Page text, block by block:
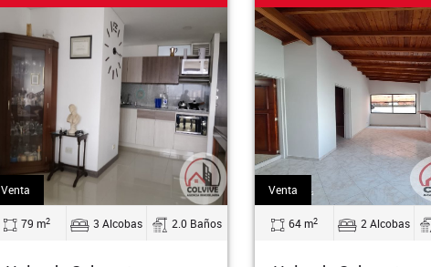
Venta
79 m2 3 Alcobas 2.0 Baños
Venta
64 m2 2 Alcobas